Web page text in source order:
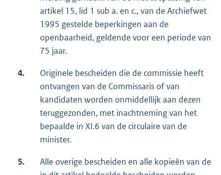
artikel 15, lid 1 sub a. en c., van de Archiefwet
1995 gestelde beperkingen aan de
openbaarheid, geldende voor een periode van
75 jaar.
4.
Originele bescheiden die de commissie heeft
ontvangen van de Commissaris of van
kandidaten worden onmiddellijk aan dezen
teruggezonden, met inachtneming van het
bepaalde in XI.6 van de circulaire van de
minister.
5.
Alle overige bescheiden en alle kopieën van de